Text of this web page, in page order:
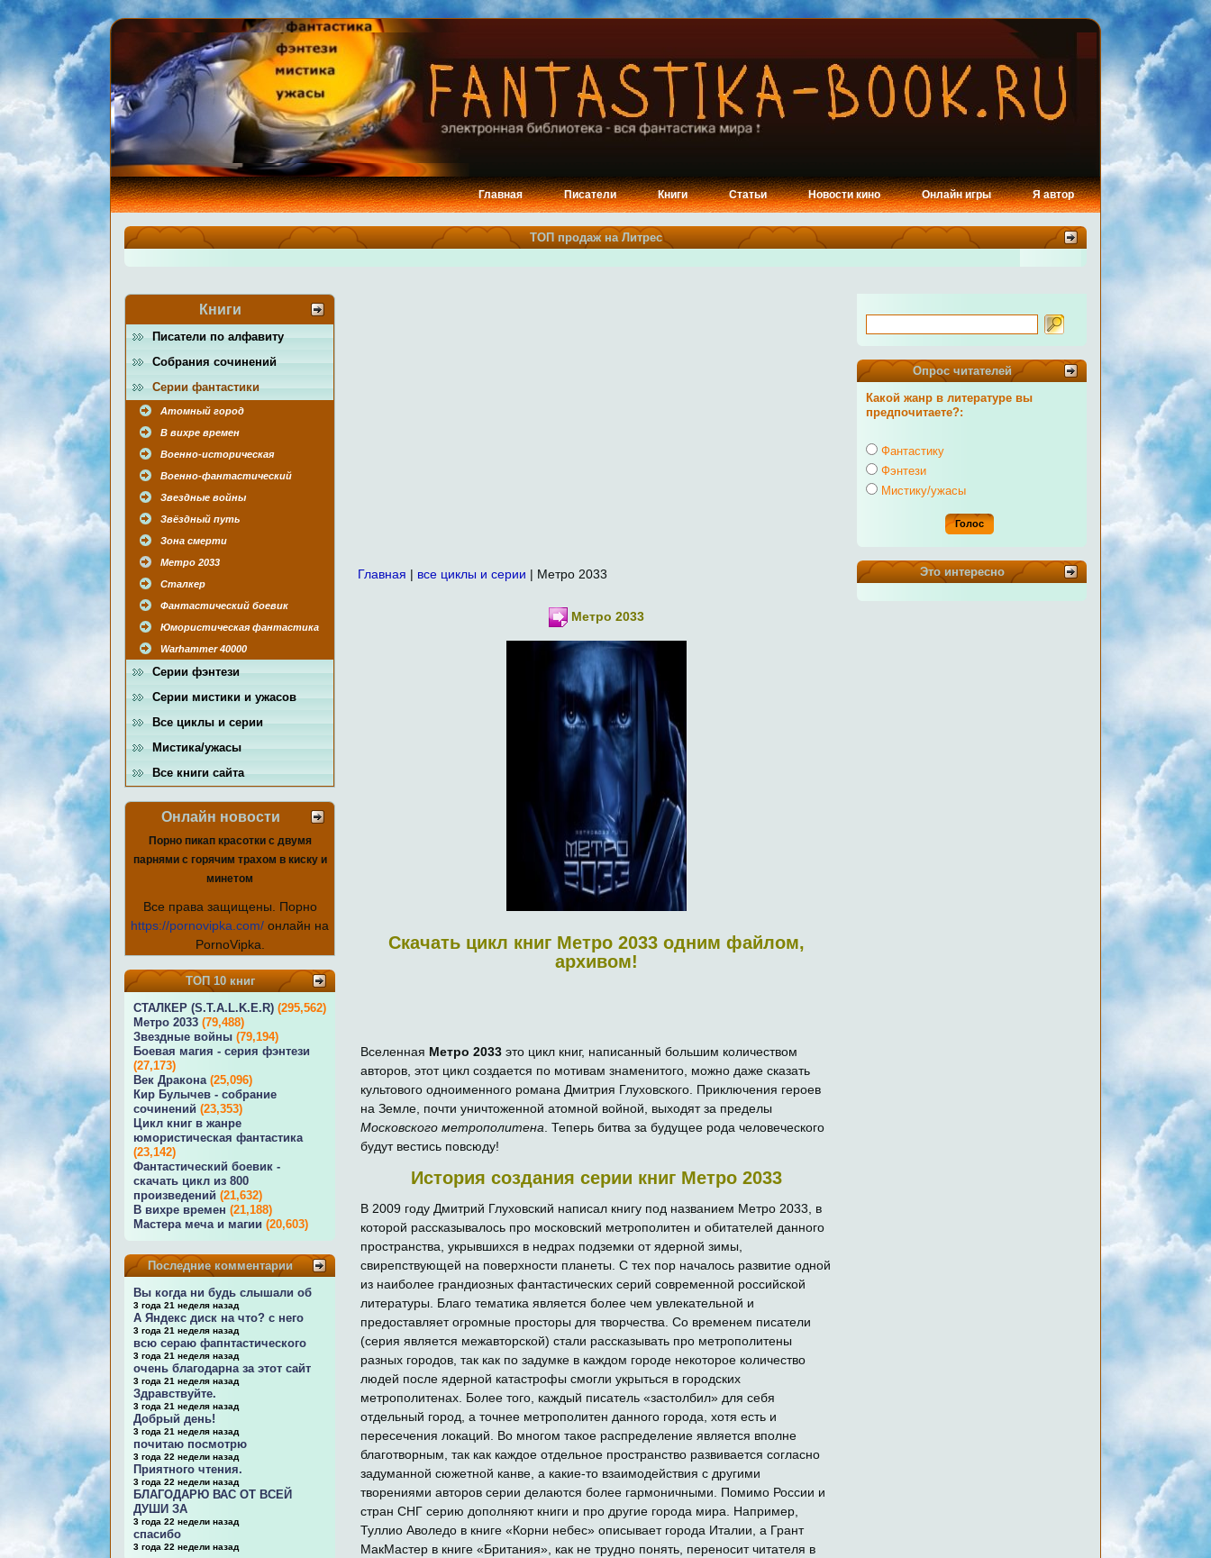
Главная Писатели Книги Статьи Новости кино Онлайн игры Я автор
ТОП продаж на Литрес
Книги
Писатели по алфавиту
Собрания сочинений
Серии фантастики
Атомный город
В вихре времен
Военно-историческая
Военно-фантастический
Звездные войны
Звёздный путь
Зона смерти
Метро 2033
Сталкер
Фантастический боевик
Юмористическая фантастика
Warhammer 40000
Серии фэнтези
Серии мистики и ужасов
Все циклы и серии
Мистика/ужасы
Все книги сайта
Онлайн новости
Порно пикап красотки с двумя
парнями с горячим трахом в киску и
минетом
Все права защищены. Порно
https://pornovipka.com/ онлайн на
PornoVipka.
ТОП 10 книг
СТАЛКЕР (S.T.A.L.K.E.R) (295,562)
Метро 2033 (79,488)
Звездные войны (79,194)
Боевая магия - серия фэнтези
(27,173)
Век Дракона (25,096)
Кир Булычев - собрание
сочинений (23,353)
Цикл книг в жанре
юмористическая фантастика
(23,142)
Фантастический боевик -
скачать цикл из 800
произведений (21,632)
В вихре времен (21,188)
Мастера меча и магии (20,603)
Последние комментарии
Вы когда ни будь слышали об
3 года 21 неделя назад
А Яндекс диск на что? с него
3 года 21 неделя назад
всю сераю фапнтастического
3 года 21 неделя назад
очень благодарна за этот сайт
3 года 21 неделя назад
Здравствуйте.
3 года 21 неделя назад
Добрый день!
3 года 21 неделя назад
почитаю посмотрю
3 года 22 недели назад
Приятного чтения.
3 года 22 недели назад
БЛАГОДАРЮ ВАС ОТ ВСЕЙ
ДУШИ ЗА
3 года 22 недели назад
спасибо
3 года 22 недели назад
Главная | все циклы и серии | Метро 2033
Метро 2033
Скачать цикл книг Метро 2033 одним файлом,
архивом!
Вселенная Метро 2033 это цикл книг, написанный большим количеством
авторов, этот цикл создается по мотивам знаменитого, можно даже сказать
культового одноименного романа Дмитрия Глуховского. Приключения героев
на Земле, почти уничтоженной атомной войной, выходят за пределы
Московского метрополитена. Теперь битва за будущее рода человеческого
будут вестись повсюду!
История создания серии книг Метро 2033
В 2009 году Дмитрий Глуховский написал книгу под названием Метро 2033, в
которой рассказывалось про московский метрополитен и обитателей данного
пространства, укрывшихся в недрах подземки от ядерной зимы,
свирепствующей на поверхности планеты. С тех пор началось развитие одной
из наиболее грандиозных фантастических серий современной российской
литературы. Благо тематика является более чем увлекательной и
предоставляет огромные просторы для творчества. Со временем писатели
(серия является межавторской) стали рассказывать про метрополитены
разных городов, так как по задумке в каждом городе некоторое количество
людей после ядерной катастрофы смогли укрыться в городских
метрополитенах. Более того, каждый писатель «застолбил» для себя
отдельный город, а точнее метрополитен данного города, хотя есть и
пересечения локаций. Во многом такое распределение является вполне
благотворным, так как каждое отдельное пространство развивается согласно
задуманной сюжетной канве, а какие-то взаимодействия с другими
творениями авторов серии делаются более гармоничными. Помимо России и
стран СНГ серию дополняют книги и про другие города мира. Например,
Туллио Аволедо в книге «Корни небес» описывает города Италии, а Грант
МакМастер в книге «Британия», как не трудно понять, переносит читателя в
Опрос читателей
Какой жанр в литературе вы
предпочитаете?:
Фантастику
Фэнтези
Мистику/ужасы
Это интересно